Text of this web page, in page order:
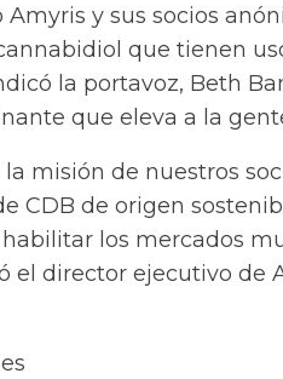
Amyris y sus socios
que tienen
la portavoz, Beth
que eleva a la
misión de nuestros
CDB de origen
los mercados
el director ejecutivo de